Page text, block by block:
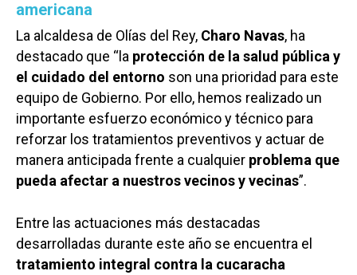
americana
La alcaldesa de Olías del Rey, Charo Navas, ha
destacado que “la protección de la salud pública y
el cuidado del entorno son una prioridad para este
equipo de Gobierno. Por ello, hemos realizado un
importante esfuerzo económico y técnico para
reforzar los tratamientos preventivos y actuar de
manera anticipada frente a cualquier problema que
pueda afectar a nuestros vecinos y vecinas”.
Entre las actuaciones más destacadas
desarrolladas durante este año se encuentra el
tratamiento integral contra la cucaracha